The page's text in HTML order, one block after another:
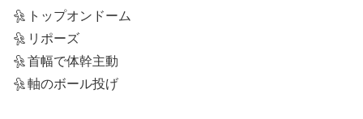
トップオンドーム
リポーズ
首幅で体幹主動
軸のボール投げ